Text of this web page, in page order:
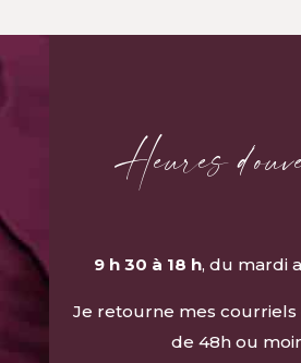
Heures
9 h 30 à 18 h, du mardi
Je retourne mes courriels
de 48h ou